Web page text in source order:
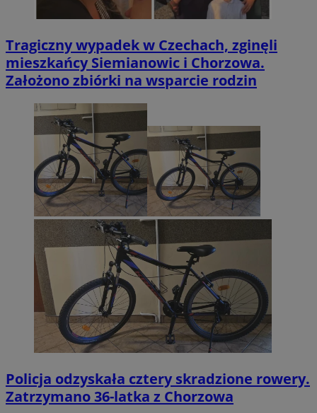
Tragiczny wypadek w Czechach, zginęli
mieszkańcy Siemianowic i Chorzowa.
Założono zbiórki na wsparcie rodzin
Policja odzyskała cztery skradzione rowery.
Zatrzymano 36-latka z Chorzowa